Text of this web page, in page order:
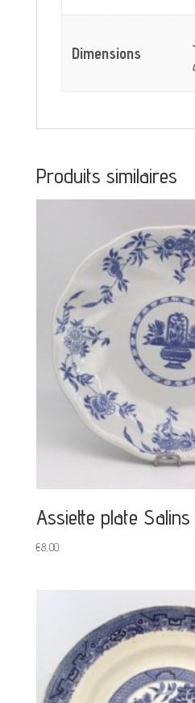
Dimensions
Produits similaires
Assiette plate
€8,00